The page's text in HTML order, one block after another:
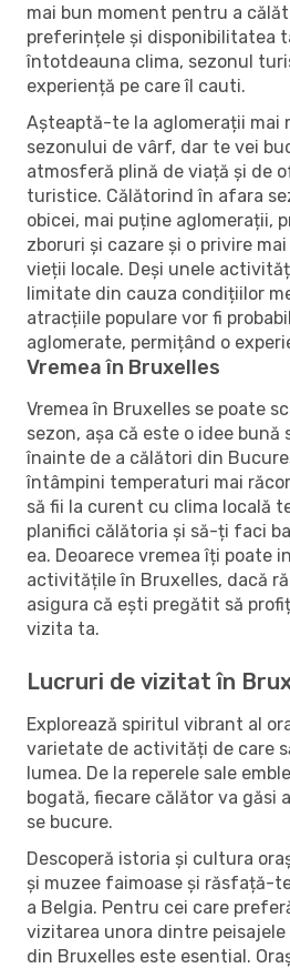
mai bun moment pentru a
preferințele și disponibilitatea
întotdeauna clima, sezonul
experiență pe care îl cauti.
Așteaptă-te la aglomerații mai
sezonului de vârf, dar te vei
atmosferă plină de viață și de
turistice. Călătorind în afara
obicei, mai puține aglomerații,
zboruri și cazare și o privire
vieții locale. Deși unele
limitate din cauza condițiilor
atracțiile populare vor fi
aglomerate, permițând o
Vremea în Bruxelles
Vremea în Bruxelles se poate
sezon, așa că este o idee bună
înainte de a călători din
întâmpini temperaturi mai
să fii la curent cu clima locală
planifici călătoria și să-ți faci
ea. Deoarece vremea îți poate
activitățile în Bruxelles, dacă
asigura că ești pregătit să
vizita ta.
Lucruri de vizitat în
Explorează spiritul vibrant al
varietate de activități de care
lumea. De la reperele sale
bogată, fiecare călător va găsi
se bucure.
Descoperă istoria și cultura
și muzee faimoase și răsfață-
a Belgia. Pentru cei care
vizitarea unora dintre
din Bruxelles este esential.